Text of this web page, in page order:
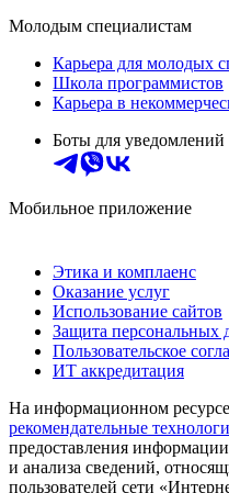
Молодым специалистам
Карьера для молодых
Школа программистов
Карьера в
Боты для уведомлений
Мобильное приложение
Этика и комплаенс
Оказание услуг
Использование сайтов
Защита персональных
Пользовательское
ИТ аккредитация
На информационном
рекомендательные
предоставления
и анализа сведений,
пользователей сети